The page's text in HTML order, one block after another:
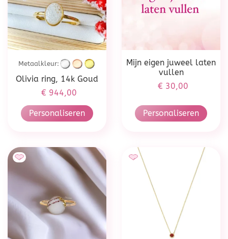
Metaalkleur:
Olivia ring, 14k Goud
€ 944,00
Personaliseren
Mijn eigen juweel laten
vullen
€ 30,00
Personaliseren